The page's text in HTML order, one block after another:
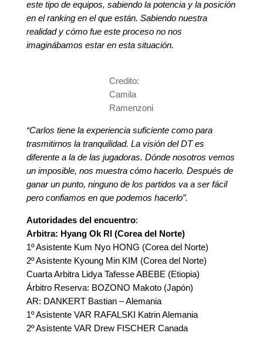
este tipo de equipos, sabiendo la potencia y la posición
en el ranking en el que están. Sabiendo nuestra
realidad y cómo fue este proceso no nos
imaginábamos estar en esta situación.
Credito:
Camila
Ramenzoni
“Carlos tiene la experiencia suficiente como para
trasmitirnos la tranquilidad. La visión del DT es
diferente a la de las jugadoras. Dónde nosotros vemos
un imposible, nos muestra cómo hacerlo. Después de
ganar un punto, ninguno de los partidos va a ser fácil
pero confiamos en que podemos hacerlo”.
Autoridades del encuentro:
Arbitra: Hyang Ok RI (Corea del Norte)
1º Asistente Kum Nyo HONG (Corea del Norte)
2º Asistente Kyoung Min KIM (Corea del Norte)
Cuarta Arbitra Lidya Tafesse ABEBE (Etiopia)
Árbitro Reserva: BOZONO Makoto (Japón)
AR: DANKERT Bastian – Alemania
1º Asistente VAR RAFALSKI Katrin Alemania
2º Asistente VAR Drew FISCHER Canada